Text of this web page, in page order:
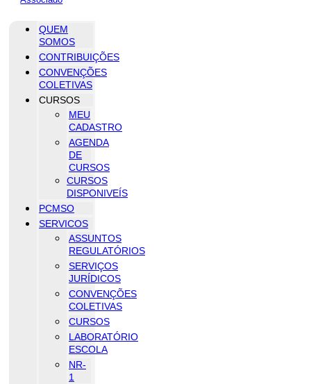
QUEM
SOMOS
CONTRIBUIÇÕES
CONVENÇÕES
COLETIVAS
CURSOS
MEU
CADASTRO
AGENDA
DE
CURSOS
CURSOS
DISPONIVEÍS
PCMSO
SERVICOS
ASSUNTOS
REGULATÓRIOS
SERVIÇOS
JURÍDICOS
CONVENÇÕES
COLETIVAS
CURSOS
LABORATÓRIO
ESCOLA
NR-
1